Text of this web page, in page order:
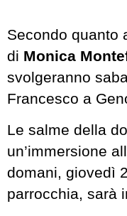
Secondo quanto
di Monica
svolgeranno
Francesco a
Le salme della
un’immersione
domani, giovedì
parrocchia, sarà